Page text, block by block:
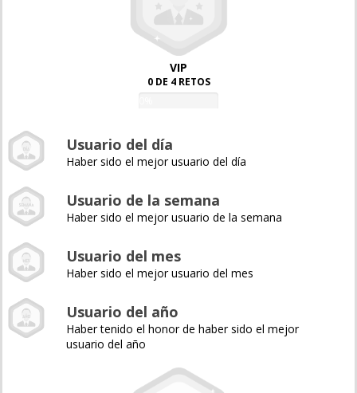
VIP
0 DE 4 RETOS
Usuario del día
Haber sido el mejor usuario del día
Usuario de la semana
Haber sido el mejor usuario de la semana
Usuario del mes
Haber sido el mejor usuario del mes
Usuario del año
Haber tenido el honor de haber sido el mejor
usuario del año